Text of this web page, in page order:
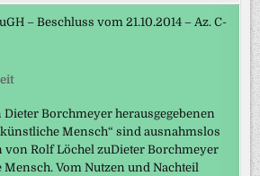
– Beschluss vom 21.10.2014 – Az. C-
Dieter Borchmeyer herausgegebenen
Mensch“ sind ausnahmslos
Rolf Löchel zuDieter Borchmeyer
Mensch. Vom Nutzen und Nachteil